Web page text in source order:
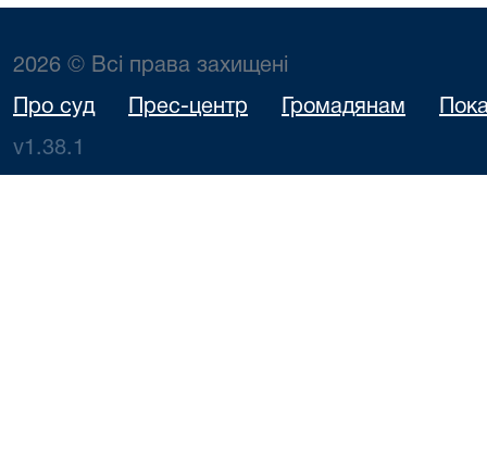
2026 © Всі права захищені
Про суд Прес-центр Громадянам
v1.38.1